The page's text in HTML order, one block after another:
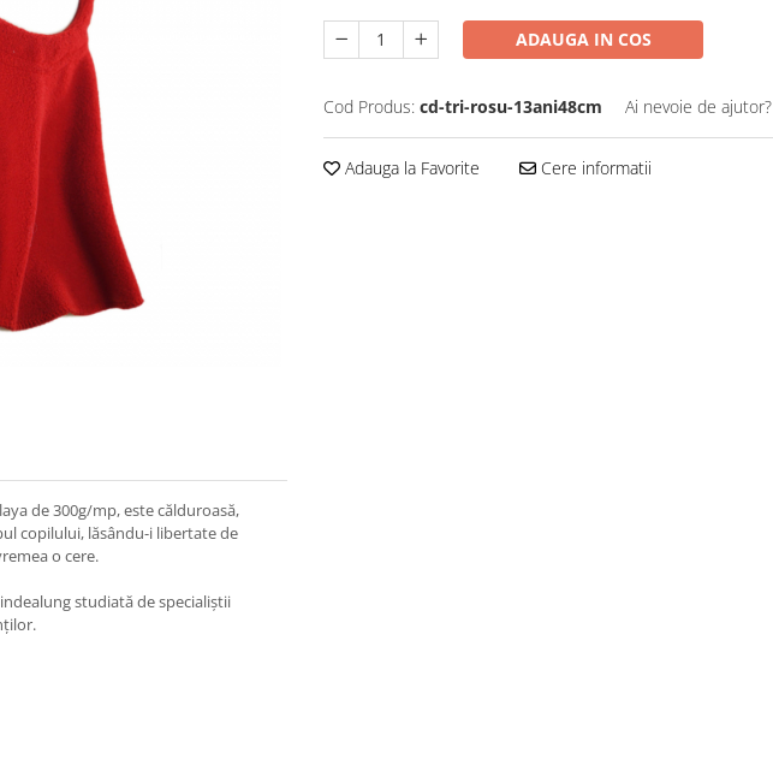
ADAUGA IN COS
Cod Produs: cd-tri-rosu-13ani48cm Ai nevoie de ajutor?
Adauga la Favorite Cere informatii
de 300g/mp, este călduroasă,
copilului, lăsându-i libertate de
o cere.
studiată de specialiștii